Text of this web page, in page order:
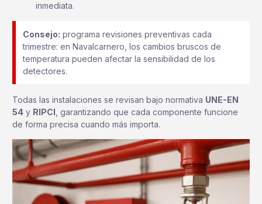
inmediata.
Consejo: programa revisiones preventivas cada
trimestre: en Navalcarnero, los cambios bruscos de
temperatura pueden afectar la sensibilidad de los
detectores.
Todas las instalaciones se revisan bajo normativa UNE-EN
54 y RIPCI , garantizando que cada componente funcione
de forma precisa cuando más importa.